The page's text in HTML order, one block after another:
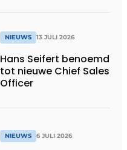
NIEUWS 13 JULI 2026
Hans Seifert benoemd
tot nieuwe Chief Sales
Officer
NIEUWS 6 JULI 2026